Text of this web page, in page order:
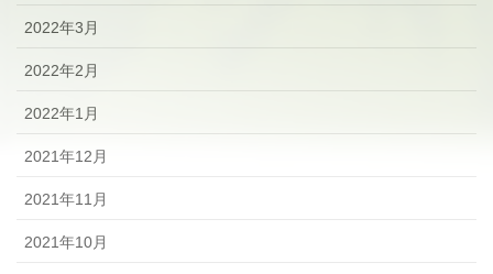
2022年3月
2022年2月
2022年1月
2021年12月
2021年11月
2021年10月